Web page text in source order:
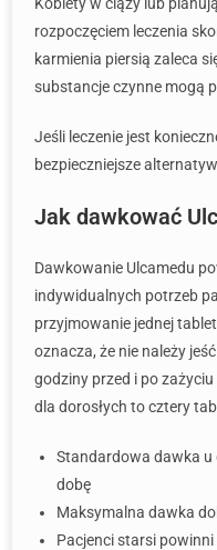
rozpoczęciem leczenia
karmienia piersią zaleca
substancje czynne mogą
Jeśli leczenie jest
bezpieczniejsze
Jak dawkować
Dawkowanie Ulcamedu
indywidualnych potrzeb
przyjmowanie jednej
oznacza, że nie należy
godziny przed i po
dla dorosłych to cztery
Standardowa dawka u
dobę
Maksymalna dawka
Pacjenci starsi